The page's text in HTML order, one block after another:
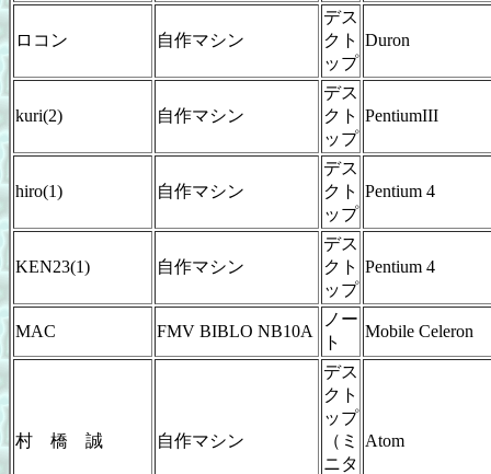
ロコン 自作マシン
デス
クト
ップ
Duron
kuri(2) 自作マシン
デス
クト
ップ
PentiumIII
hiro(1) 自作マシン
デス
クト
ップ
Pentium 4
KEN23(1) 自作マシン
デス
クト
ップ
Pentium 4
MAC FMV BIBLO NB10A
ノー
ト
Mobile Celeron
村 橋 誠 自作マシン
デス
クト
ップ
（ミ
ニタ
Atom